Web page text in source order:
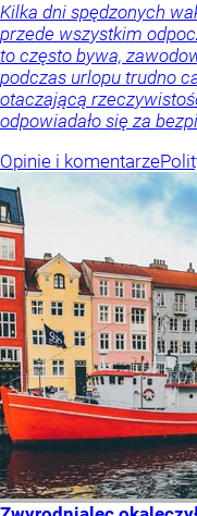
Kilka dni spędzonych
przede wszystkim
to często bywa,
podczas urlopu trudno
otaczającą
odpowiadało się za
Opinie i komentarze